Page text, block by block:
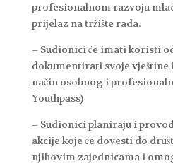
profesionalnom razvoju
prijelaz na tržište rada.
– Sudionici će imati koristi
dokumentirati svoje vještine
način osobnog i
Youthpass)
– Sudionici planiraju i
akcije koje će dovesti do
njihovim zajednicama i